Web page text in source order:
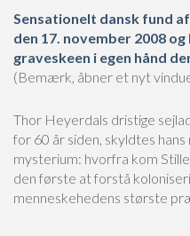
Sensationelt dansk fund
den 17. november 2008
graveskeen i egen hånd
(Bemærk, åbner et nyt
Thor Heyerdals dristige
for 60 år siden, skyldtes
mysterium: hvorfra kom
den første at forstå
menneskehedens største